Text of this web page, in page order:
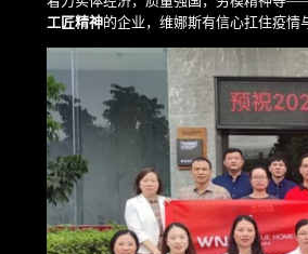
工匠精神的企业，维娜斯有信心扛住疫情